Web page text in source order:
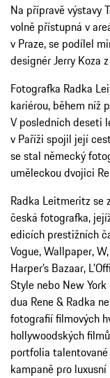
Na přípravě výstavy
volně přístupná v
v Praze, se podílel
designér Jerry Koza
Fotografka Radka
kariérou, během níž
V posledních deseti
v Paříži spojil její
se stal německý
uměleckou dvojici
Radka Leitmeritz se
česká fotografka,
edicích prestižních
Vogue, Wallpaper,
Harper’s Bazaar,
Style nebo New
dua Rene & Radka
fotografií filmových
hollywoodských
portfolia
kampaně pro